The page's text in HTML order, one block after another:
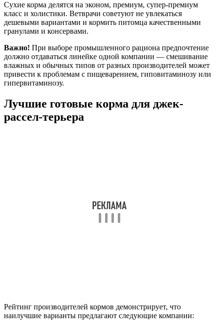
Сухие корма делятся на эконом, премиум, супер-премиум
класс и холистики. Ветврачи советуют не увлекаться
дешевыми вариантами и кормить питомца качественными
гранулами и консервами.
Важно! При выборе промышленного рациона предпочтение
должно отдаваться линейке одной компании — смешивание
влажных и обычных типов от разных производителей может
привести к проблемам с пищеварением, гиповитаминозу или
гипервитаминозу.
Лучшие готовые корма для джек-
рассел-терьера
Рейтинг производителей кормов демонстрирует, что
наилучшие варианты предлагают следующие компании: